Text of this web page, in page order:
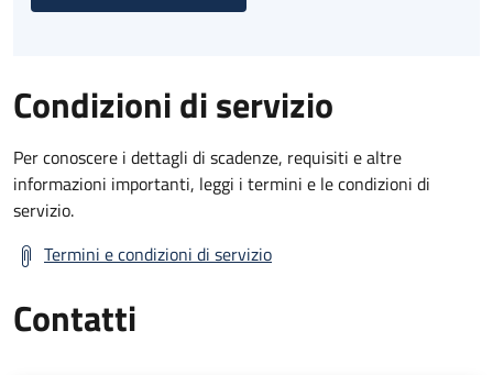
Condizioni di servizio
Per conoscere i dettagli di scadenze, requisiti e altre
informazioni importanti, leggi i termini e le condizioni di
servizio.
Termini e condizioni di servizio
Contatti